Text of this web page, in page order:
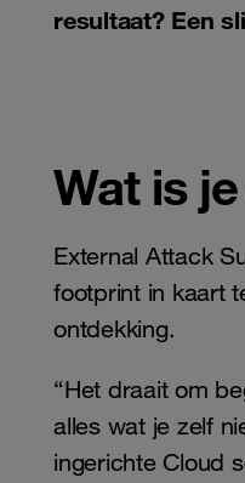
resultaat? Een
Wat is
External Attack
footprint in kaart
ontdekking.
“Het draait om
alles wat je zelf
ingerichte Cloud